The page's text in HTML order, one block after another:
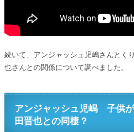
続いて、アンジャッシュ児嶋さんとく
也さんとの関係について調べました。
アンジャッシュ児嶋 子供
田晋也との同棲？